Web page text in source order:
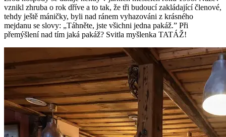
vznikl zhruba o rok dříve a to tak, že tři budoucí zakládající členové,
tehdy ještě máničky, byli nad ránem vyhazováni z krásného
mejdanu se slovy: „Táhněte, jste všichni jedna pakáž.” Při
přemýšlení nad tím jaká pakáž? Svitla myšlenka TATÁŽ!